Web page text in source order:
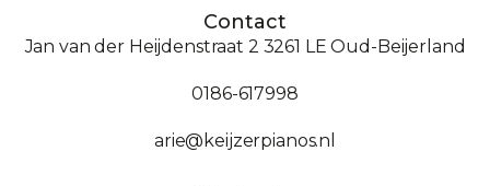
Contact
Jan van der Heijdenstraat 2 3261 LE Oud-Beijerland
0186-617998
arie@keijzerpianos.nl